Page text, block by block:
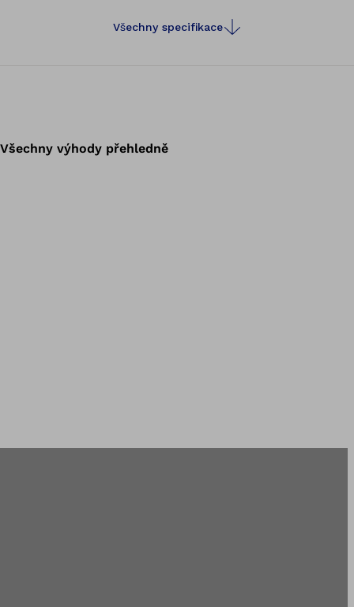
Všechny specifikace
Všechny výhody přehledně